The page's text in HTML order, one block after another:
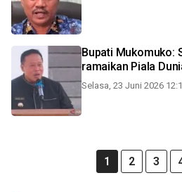
Bupati Mukomuko:
ramaikan Piala
Selasa, 23 Juni 2026
1 2 3